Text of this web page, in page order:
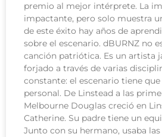
premio al mejor intérprete. La
impactante, pero solo muestra
de este éxito hay años de
sobre el escenario. dBURNZ no
canción patriótica. Es un artista
forjado a través de varias
constante: el escenario tiene
personal. De Linstead a las
Melbourne Douglas creció en
Catherine. Su padre tiene un
Junto con su hermano, usaba